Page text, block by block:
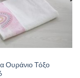
Ουράνιο Τόξο